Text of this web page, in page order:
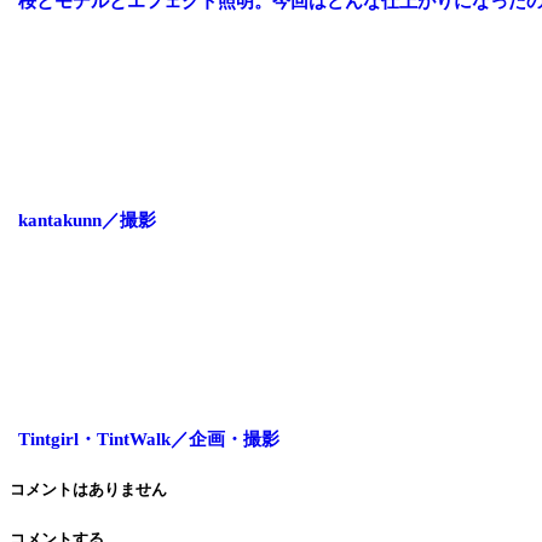
kantakunn／撮影
Tintgirl・TintWalk／企画・撮影
コメントはありません
コメントする